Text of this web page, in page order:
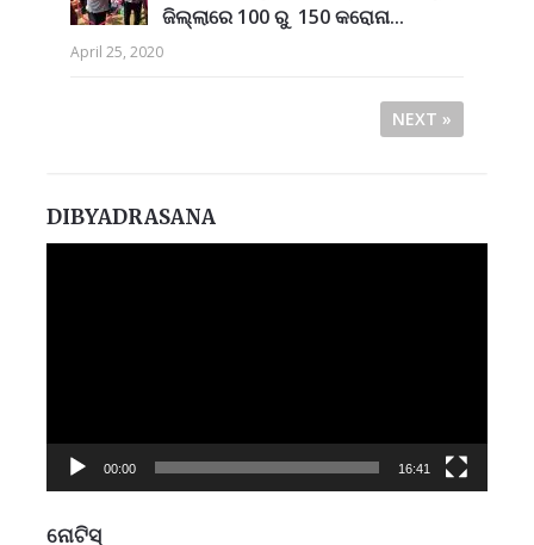
ଜିଲ୍ଲାରେ 100 ରୁ 150 କରୋନା...
April 25, 2020
NEXT »
DIBYADRASANA
00:00 16:41
ନୋଟିସ୍